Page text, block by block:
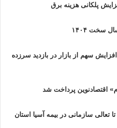
پلکانی هزینه برق
سخت ۱۴۰۴
افزایش سهم از بازار در بازدید سرزده
تعالی سازمانی در بیمه آسیا استان